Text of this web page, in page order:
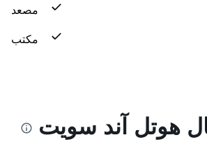
مصعد
مكتب
هوتل آند سويت